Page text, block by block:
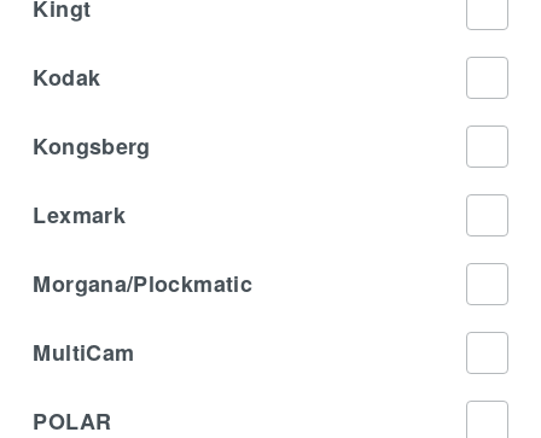
Kingt
Kodak
Kongsberg
Lexmark
Morgana/Plockmatic
MultiCam
POLAR